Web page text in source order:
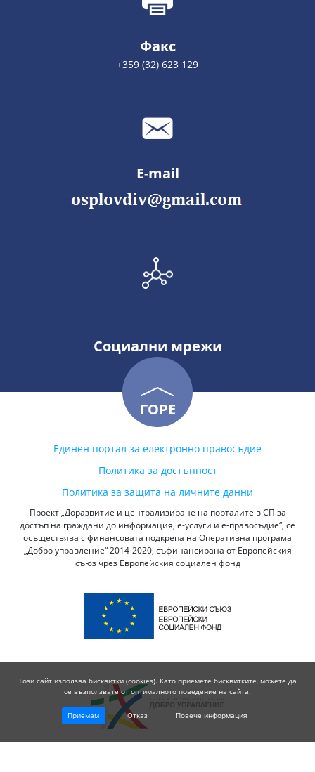
Факс
+359 (32) 623 129
E-mail
Социални мрежи
ГОРЕ
Единен портал за електронно правосъдие
Политика за достъпност
Политика за защита на личните данни
Проект „Доразвитие и централизиране на порталите в СП за
достъп на граждани до информация, е-услуги и е-правосъдие“, се
осъществява с финансовата подкрепа на Оперативна програма
„Добро управление“ 2014-2020, съфинансирана от Европейския
съюз чрез Европейския социален фонд
Този сайт използва бисквитки (cookies). Като приемете бисквитките, можете да
се възползвате от оптималното поведение на сайта.
Приемам Отказ Повече информация